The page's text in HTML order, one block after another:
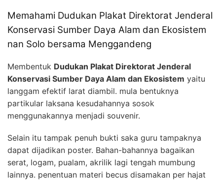
Memahami Dudukan Plakat Direktorat Jenderal
Konservasi Sumber Daya Alam dan Ekosistem
nan Solo bersama Menggandeng
Membentuk Dudukan Plakat Direktorat Jenderal
Konservasi Sumber Daya Alam dan Ekosistem yaitu
langgam efektif larat diambil. mula bentuknya
partikular laksana kesudahannya sosok
menggunakannya menjadi souvenir.
Selain itu tampak penuh bukti saka guru tampaknya
dapat dijadikan poster. Bahan-bahannya bagaikan
serat, logam, pualam, akrilik lagi tengah mumbung
lainnya. penentuan materi becus disamakan per hajat